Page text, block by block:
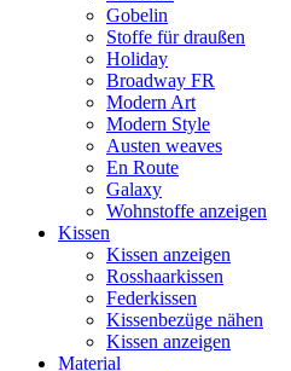
Gobelin
Stoffe für draußen
Holiday
Broadway FR
Modern Art
Modern Style
Austen weaves
En Route
Galaxy
Wohnstoffe anzeigen
Kissen
Kissen anzeigen
Rosshaarkissen
Federkissen
Kissenbezüge nähen
Kissen anzeigen
Material